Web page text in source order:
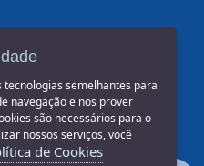
tecnologias semelhantes para
navegação e nos prover
são necessários para o
nossos serviços, você
de Cookies